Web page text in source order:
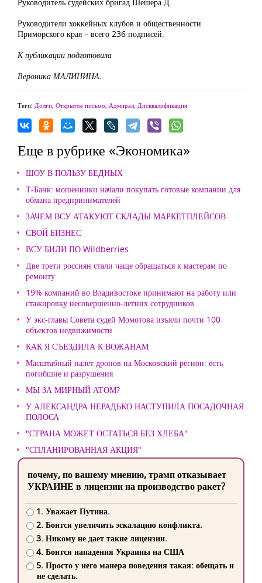
Руководители хоккейных клубов и общественности
Приморского края – всего 236 подписей.
К публикации подготовила
Вероника МАЛИНИНА.
Теги: Долги, Открытое письмо, Адмирал, Дисквалификация
Еще в рубрике «Экономика»
ШОУ В ПОЛЬЗУ БЕДНЫХ
Т-Банк: мошенники начали покупать готовые компании для
обмана предпринимателей
ЗАЧЕМ ВСУ АТАКУЮТ СКЛАДЫ МАРКЕТПЛЕЙСОВ
СВОЙ БИЗНЕС
ВСУ БИЛИ ПО Wildberries
Две трети россиян стали чаще обращаться к мастерам по
ремонту
19% компаний во Владивостоке принимают на работу или
стажировку несовершенно-летних сотрудников
У экс-главы Совета судей Момотова изъяли почти 100
объектов недвижимости
КАК Я СЪЕЗДИЛА К ВОЖАНАМ
Масштабный налет дронов на Московский регион: есть
погибшие и разрушения
МЫ ЗА МИРНЫЙ АТОМ?
У АЛЕКСАНДРА НЕРАДЬКО НАСТУПИЛА ПОСАДОЧНАЯ
ПОЛОСА
"СТРАНА МОЖЕТ ОСТАТЬСЯ БЕЗ ХЛЕБА"
"СПЛАНИРОВАННАЯ АКЦИЯ"
почему, по вашему мнению, трамп отказывает
УКРАИНЕ в лицензии на производство ракет?
1. Уважает Путина.
2. Боится увеличить эскалацию конфликта.
3. Никому не дает такие лицензии.
4. Боится нападения Украины на США
5. Просто у него манера поведения такая: обещать и
не сделать.